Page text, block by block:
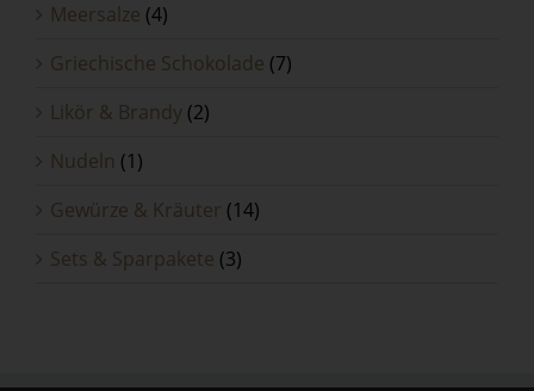
Meersalze (4)
Griechische Schokolade (7)
Likör & Brandy (2)
Nudeln (1)
Gewürze & Kräuter (14)
Sets & Sparpakete (3)